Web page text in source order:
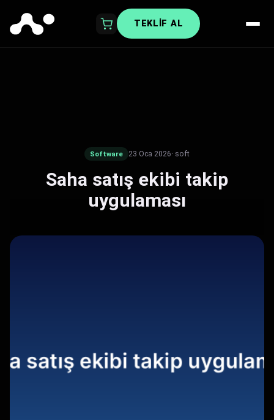
TEKLIF AL
Software 23 Oca 2026· soft
Saha satış ekibi takip
uygulaması